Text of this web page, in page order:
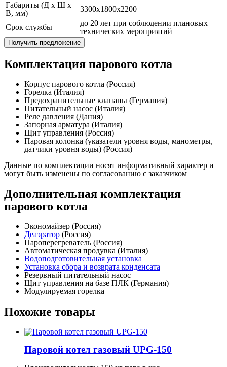
Габариты (Д x Ш x
В, мм)
3300x1800x2200
Срок службы
до 20 лет при соблюдении плановых
технических мероприятий
Получить предложение
Комплектация парового котла
Корпус парового котла (Россия)
Горелка (Италия)
Предохранительные клапаны (Германия)
Питательный насос (Италия)
Реле давления (Дания)
Запорная арматура (Италия)
Щит управления (Россия)
Паровая колонка (указатели уровня воды, манометры,
датчики уровня воды) (Россия)
Данные по комплектации носят информативный характер и
могут быть изменены по согласованию с заказчиком
Дополнительная комплектация
парового котла
Экономайзер (Россия)
Деаэратор (Россия)
Пароперегреватель (Россия)
Автоматическая продувка (Италия)
Водоподготовительная установка
Установка сбора и возврата конденсата
Резервный питательный насос
Щит управления на базе ПЛК (Германия)
Модулируемая горелка
Похожие товары
Паровой котел газовый UPG-150